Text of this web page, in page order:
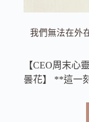
我們無法在外
【CEO周末心
曇花】 **這一